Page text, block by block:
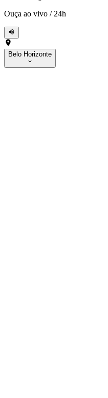
Ouça ao vivo /24h
Belo Horizonte